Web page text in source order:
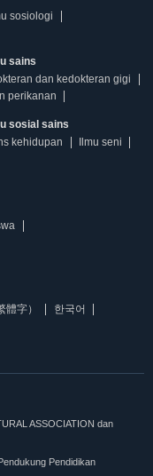
sosiologi
sains
dan kedokteran gigi
perikanan
sosial sains
kehidupan
Ilmu seni
體字）
한국어
ASSOCIATION dan
Pendidikan